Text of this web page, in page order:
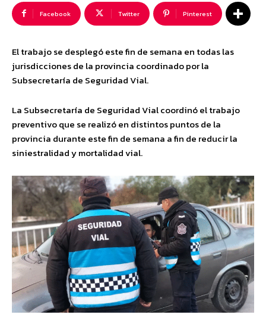
Facebook Twitter Pinterest
El trabajo se desplegó este fin de semana en todas las
jurisdicciones de la provincia coordinado por la
Subsecretaría de Seguridad Vial.
La Subsecretaría de Seguridad Vial coordinó el trabajo
preventivo que se realizó en distintos puntos de la
provincia durante este fin de semana a fin de reducir la
siniestralidad y mortalidad vial.